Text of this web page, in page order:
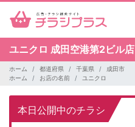
ユニクロ 成田空港第2ビル店
ホーム 都道府県 千葉県
成田市
ホーム
お店の名前 ユニクロ
本日公開中のチラシ